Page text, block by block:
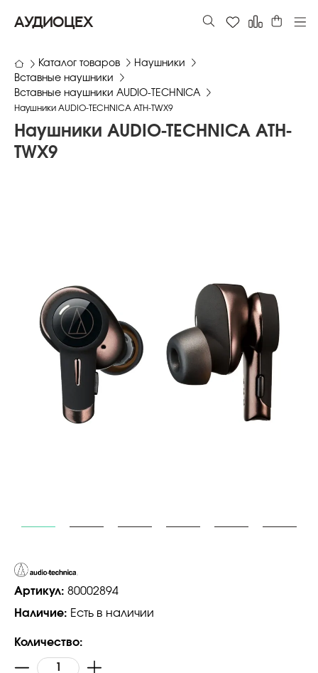
АУДИОЦЕХ
Каталог товаров
Наушники
Вставные наушники
Вставные наушники AUDIO-TECHNICA
Наушники AUDIO-TECHNICA ATH-TWX9
Наушники AUDIO-TECHNICA ATH-
TWX9
Артикул: 80002894
Наличие: Есть в наличии
Количество: